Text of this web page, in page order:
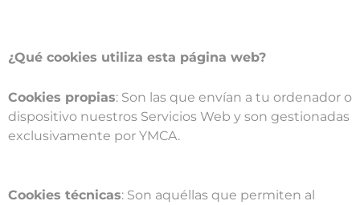
¿Qué cookies utiliza esta página web?
Cookies propias: Son las que envían a tu ordenador o
dispositivo nuestros Servicios Web y son gestionadas
exclusivamente por YMCA.
Cookies técnicas: Son aquéllas que permiten al